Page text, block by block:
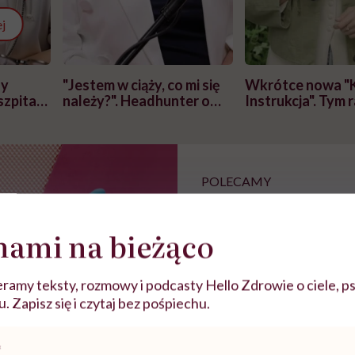
"Jestem w ciąży, co mi się
należy?". Headhunter o
pracy
Wkrótce nowa
Instrukcja". Tym
POLECAMY
gadżet, który zawsze
stronie kobiet!
na bieżąco
teksty, rozmowy i podcasty Hello Zdrowie o ciele,
Zapisz się i czytaj bez pośpiechu.